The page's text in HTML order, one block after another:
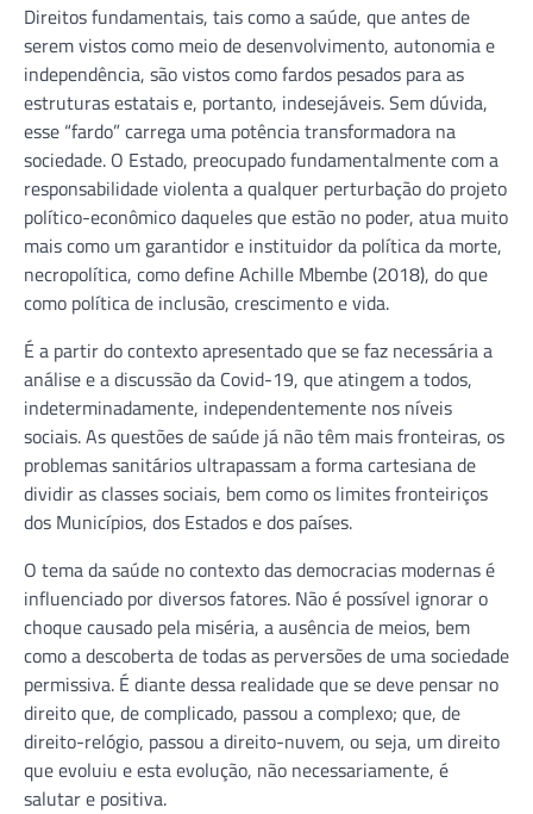
Direitos fundamentais, tais como a saúde, que antes de
serem vistos como meio de desenvolvimento, autonomia e
independência, são vistos como fardos pesados para as
estruturas estatais e, portanto, indesejáveis. Sem dúvida,
esse “fardo” carrega uma potência transformadora na
sociedade. O Estado, preocupado fundamentalmente com a
responsabilidade violenta a qualquer perturbação do projeto
político-econômico daqueles que estão no poder, atua muito
mais como um garantidor e instituidor da política da morte,
necropolítica, como define Achille Mbembe (2018), do que
como política de inclusão, crescimento e vida.
É a partir do contexto apresentado que se faz necessária a
análise e a discussão da Covid-19, que atingem a todos,
indeterminadamente, independentemente nos níveis
sociais. As questões de saúde já não têm mais fronteiras, os
problemas sanitários ultrapassam a forma cartesiana de
dividir as classes sociais, bem como os limites fronteiriços
dos Municípios, dos Estados e dos países.
O tema da saúde no contexto das democracias modernas é
influenciado por diversos fatores. Não é possível ignorar o
choque causado pela miséria, a ausência de meios, bem
como a descoberta de todas as perversões de uma sociedade
permissiva. É diante dessa realidade que se deve pensar no
direito que, de complicado, passou a complexo; que, de
direito-relógio, passou a direito-nuvem, ou seja, um direito
que evoluiu e esta evolução, não necessariamente, é
salutar e positiva.